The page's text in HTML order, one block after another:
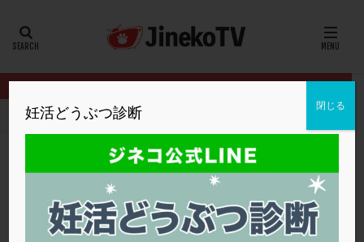
HOME クリニック別
採卵時の卵巣出血について
松本レディースIVFクリニック PPOS法 ,排卵誘発法,顕微授精
妊活どうぶつ診断 閉じる
2個移植
3個移植 40代 AID
AMH
ART BMI CD138 DC胚
DFI
DHEA
E2 EMMA
EndomeTRIO検査
ERA
ERA検査 ERPeak FSH
FST